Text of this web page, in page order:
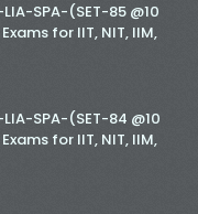
SPA-(SET-85 @10
for IIT, NIT, IIM,
SPA-(SET-84 @10
for IIT, NIT, IIM,